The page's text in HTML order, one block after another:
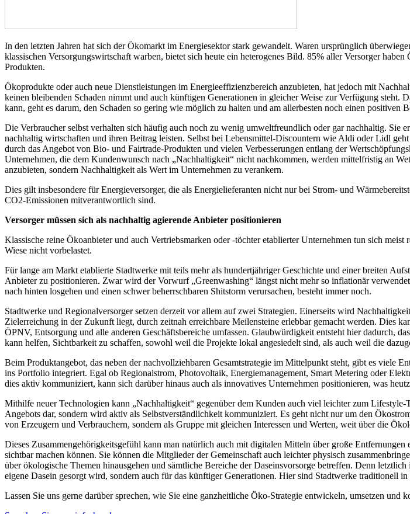
In den letzten Jahren hat sich der Ökomarkt im Energiesektor stark gewandelt. Waren ursprünglich
klassischen Versorgungswirtschaft warben, bietet sich heute ein heterogenes Bild. 85% aller Versorger
Produkten.
Ökoprodukte oder auch neue Dienstleistungen im Energieeffizienzbereich anzubieten, hat jedoch mit
keinen bleibenden Schaden nimmt und auch künftigen Generationen in gleicher Weise zur Verfügung steht.
kann, geht es darum, den Schaden so gering wie möglich zu halten und am allerbesten noch einen positiven
Die Verbraucher selbst verhalten sich häufig auch noch zu wenig umweltfreundlich oder gar nachhaltig. Sie
nachhaltig wirtschaften und ihren Beitrag leisten. Selbst bei Lebensmittel-Discountern wie Aldi oder Lidl
durch das Angebot von Bio- und Fairtrade-Produkten und vielen Verbesserungen entlang der
Unternehmen, die dem Kundenwunsch nach „Nachhaltigkeit“ nicht nachkommen, werden mittelfristig an
anzubieten, sondern Nachhaltigkeit als Wert im Unternehmen zu verankern.
Dies gilt insbesondere für Energieversorger, die als Energielieferanten nicht nur bei Strom- und
CO2-Emissionen mitverantwortlich sind.
Versorger müssen sich als nachhaltig agierende Anbieter positionieren
Klassische reine Ökoanbieter und auch Vertriebsmarken oder -töchter etablierter Unternehmen tun sich
Wiese nicht vorbelastet.
Für lange am Markt etablierte Stadtwerke mit teils mehr als hundertjähriger Geschichte und einer breiten
Anbieter zu positionieren. Zwar wird der Vorwurf „Greenwashing“ längst nicht mehr so inflationär
nach hinten losgehen und einen schwer beherrschbaren Shitstorm verursachen, besteht immer noch.
Stadtwerke und Regionalversorger setzen derzeit vor allem auf zwei Strategien. Einerseits wird
Zielerreichung in der Zukunft liegt, durch zeitnah erreichbare Meilensteine erlebbar gemacht werden. Dies
ÖPNV, Entsorgung und alle anderen Geschäftsbereiche umfassen. Glaubwürdigkeit entsteht hier dadurch,
kann helfen, Sichtbarkeit zu schaffen, sowohl weil die Projekte lokal angesiedelt sind, als auch weil die
Beim Produktangebot, das neben der nachvollziehbaren Gesamtstrategie im Mittelpunkt steht, gibt es viele
ins Portfolio integriert. Egal ob Regionalstrom, Photovoltaik, Energiemanagement, Smart Metering oder
dies aktiv kommuniziert, kann sich darüber hinaus auch als innovatives Unternehmen positionieren, was
Mithilfe neuer Technologien kann „Nachhaltigkeit“ gegenüber dem Kunden auch viel leichter zum
Angebots dar, sondern wird aktiv als Selbstverständlichkeit kommuniziert. Es geht nicht nur um den
von Erzeugern und Verbrauchern, sondern als Gruppe mit gleichen Interessen und Werten, weit über die
Dieses Zusammengehörigkeitsgefühl kann man natürlich auch mit digitalen Mitteln über große
sichtbar machen können. Sie können die Mitglieder der Gemeinschaft auch leichter physisch
über ökologische Themen hinausgehen und sämtliche Bereiche der Daseinsvorsorge betreffen. Denn
eigene Dasein gesorgt wird, sondern auch für das künftiger Generationen. Hier sind Stadtwerke traditionell
Lassen Sie uns gerne darüber sprechen, wie Sie eine ganzheitliche Öko-Strategie entwickeln, umsetzen und